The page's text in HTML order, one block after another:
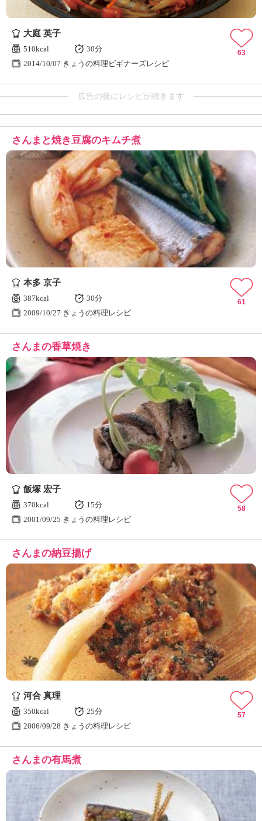
大庭 英子
510kcal
30分
2014/10/07 きょうの料理ビギナーズレシピ
63
広告の後にレシピが続きます
さんまと焼き豆腐のキムチ煮
本多 京子
387kcal
30分
2009/10/27 きょうの料理レシピ
61
さんまの香草焼き
飯塚 宏子
370kcal
15分
2001/09/25 きょうの料理レシピ
58
さんまの納豆揚げ
河合 真理
350kcal
25分
2006/09/28 きょうの料理レシピ
57
さんまの有馬煮